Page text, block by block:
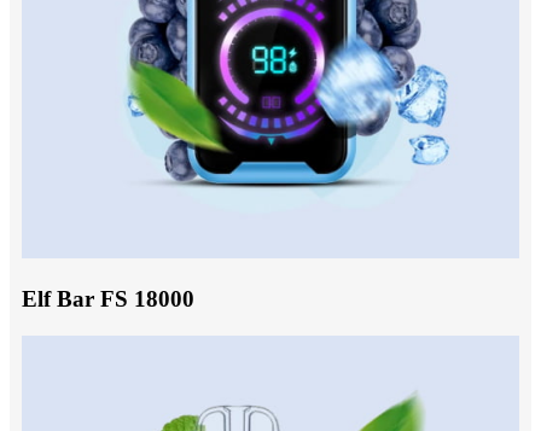
Elf Bar FS 18000